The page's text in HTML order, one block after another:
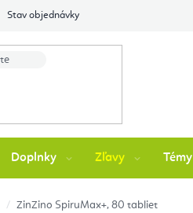
Stav objednávky
Doplnky Zľavy Témy
ZinZino SpiruMax+, 80 tabliet